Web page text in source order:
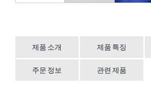
제품 소개 제품 특징
주문 정보 관련 제품